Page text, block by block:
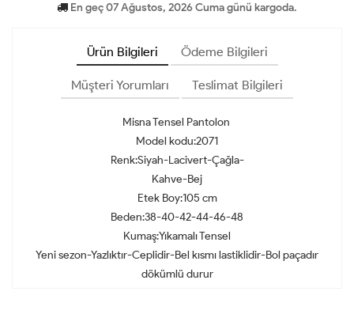
En geç 07 Ağustos, 2026 Cuma günü kargoda.
Ürün Bilgileri Ödeme Bilgileri
Müşteri Yorumları Teslimat Bilgileri
Misna Tensel Pantolon
Model kodu:2071
Renk:Siyah-Lacivert-Çağla-
Kahve-Bej
Etek Boy:105 cm
Beden:38-40-42-44-46-48
Kumaş:Yıkamalı Tensel
Yeni sezon-Yazlıktır-Ceplidir-Bel kısmı lastiklidir-Bol paçadır
dökümlü durur